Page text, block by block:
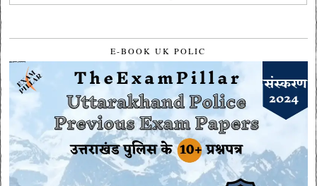
E-BOOK UK POLIC